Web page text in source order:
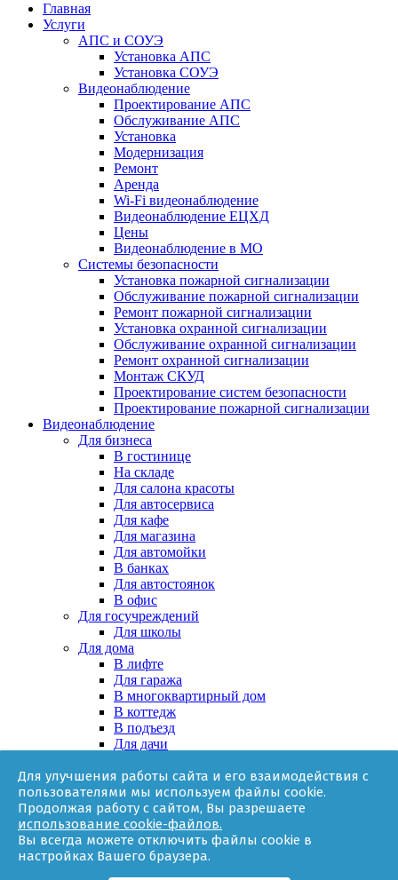
Для улучшения работы сайта и его взаимодействия с
пользователями мы используем файлы cookie.
Продолжая работу с сайтом, Вы разрешаете
использование cookie-файлов.
Вы всегда можете отключить файлы cookie в
настройках Вашего браузера.
Главная
Услуги
АПС и СОУЭ
Установка АПС
Установка СОУЭ
Видеонаблюдение
Проектирование АПС
Обслуживание АПС
Установка
Модернизация
Ремонт
Аренда
Wi-Fi видеонаблюдение
Видеонаблюдение ЕЦХД
Цены
Видеонаблюдение в МО
Системы безопасности
Установка пожарной сигнализации
Обслуживание пожарной сигнализации
Ремонт пожарной сигнализации
Установка охранной сигнализации
Обслуживание охранной сигнализации
Ремонт охранной сигнализации
Монтаж СКУД
Проектирование систем безопасности
Проектирование пожарной сигнализации
Видеонаблюдение
Для бизнеса
В гостинице
На складе
Для салона красоты
Для автосервиса
Для кафе
Для магазина
Для автомойки
В банках
Для автостоянок
В офис
Для госучреждений
Для школы
Для дома
В лифте
Для гаража
В многоквартирный дом
В коттедж
В подъезд
Для дачи
За няней
В квартире
Для ТСЖ
Оборудование
Онлайн-калькулятор
Гарантии